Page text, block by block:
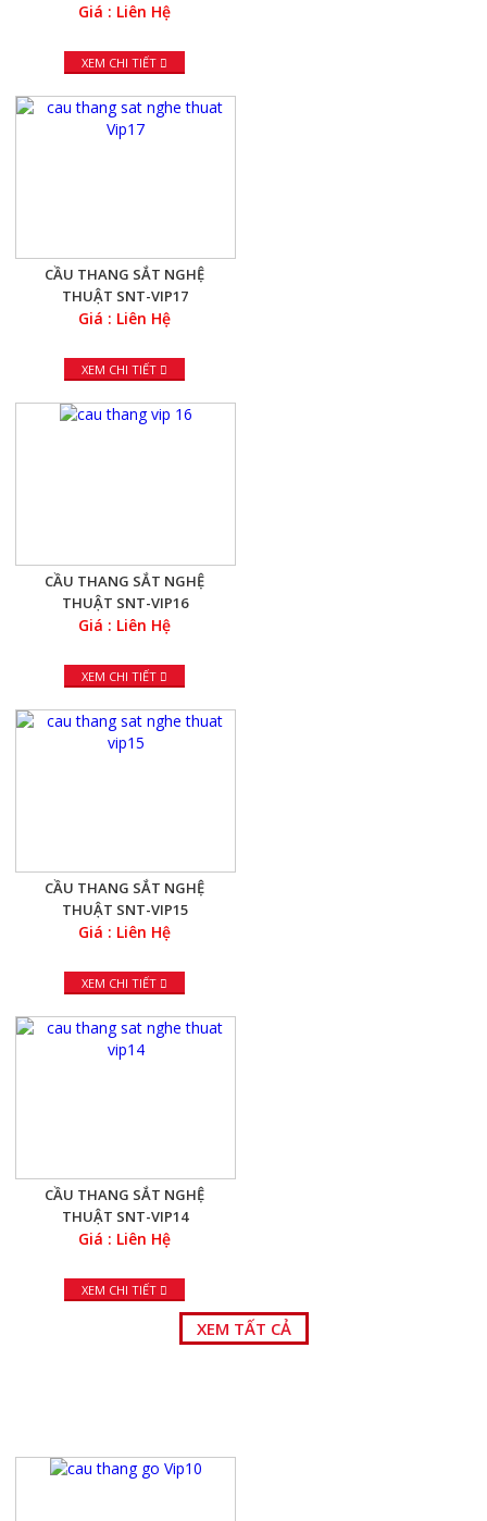
Giá : Liên Hệ
XEM CHI TIẾT
CẦU THANG SẮT NGHỆ
THUẬT SNT-VIP17
Giá : Liên Hệ
XEM CHI TIẾT
CẦU THANG SẮT NGHỆ
THUẬT SNT-VIP16
Giá : Liên Hệ
XEM CHI TIẾT
CẦU THANG SẮT NGHỆ
THUẬT SNT-VIP15
Giá : Liên Hệ
XEM CHI TIẾT
CẦU THANG SẮT NGHỆ
THUẬT SNT-VIP14
Giá : Liên Hệ
XEM CHI TIẾT
XEM TẤT CẢ